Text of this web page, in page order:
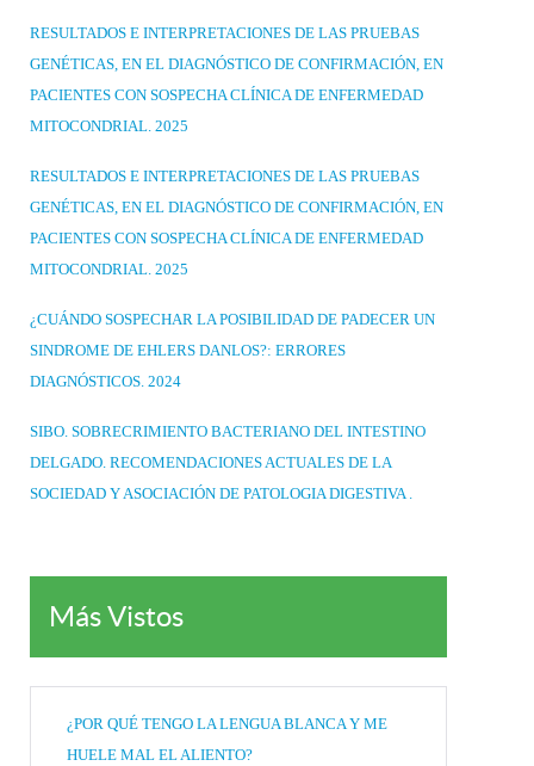
RESULTADOS E INTERPRETACIONES DE LAS PRUEBAS
GENÉTICAS, EN EL DIAGNÓSTICO DE CONFIRMACIÓN, EN
PACIENTES CON SOSPECHA CLÍNICA DE ENFERMEDAD
MITOCONDRIAL. 2025
RESULTADOS E INTERPRETACIONES DE LAS PRUEBAS
GENÉTICAS, EN EL DIAGNÓSTICO DE CONFIRMACIÓN, EN
PACIENTES CON SOSPECHA CLÍNICA DE ENFERMEDAD
MITOCONDRIAL. 2025
¿CUÁNDO SOSPECHAR LA POSIBILIDAD DE PADECER UN
SINDROME DE EHLERS DANLOS?: ERRORES
DIAGNÓSTICOS. 2024
SIBO. SOBRECRIMIENTO BACTERIANO DEL INTESTINO
DELGADO. RECOMENDACIONES ACTUALES DE LA
SOCIEDAD Y ASOCIACIÓN DE PATOLOGIA DIGESTIVA .
Más Vistos
¿POR QUÉ TENGO LA LENGUA BLANCA Y ME
HUELE MAL EL ALIENTO?